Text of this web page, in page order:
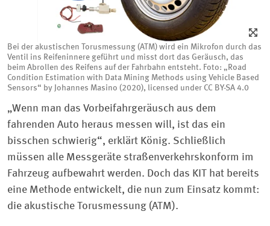
Bei der akustischen Torusmessung (ATM) wird ein Mikrofon durch das
Ventil ins Reifeninnere geführt und misst dort das Geräusch, das
beim Abrollen des Reifens auf der Fahrbahn entsteht. Foto: „Road
Condition Estimation with Data Mining Methods using Vehicle Based
Sensors“ by Johannes Masino (2020), licensed under CC BY-SA 4.0
„Wenn man das Vorbeifahrgeräusch aus dem
fahrenden Auto heraus messen will, ist das ein
bisschen schwierig“, erklärt König. Schließlich
müssen alle Messgeräte straßenverkehrskonform im
Fahrzeug aufbewahrt werden. Doch das KIT hat bereits
eine Methode entwickelt, die nun zum Einsatz kommt:
die akustische Torusmessung (ATM).